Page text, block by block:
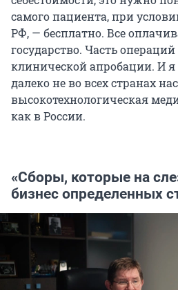
самого пациента, при
РФ, — бесплатно. Все
государство. Часть
клинической апробации. И я
далеко не во всех странах
высокотехнологическая
как в России.
«Сборы, которые на
бизнес определенных